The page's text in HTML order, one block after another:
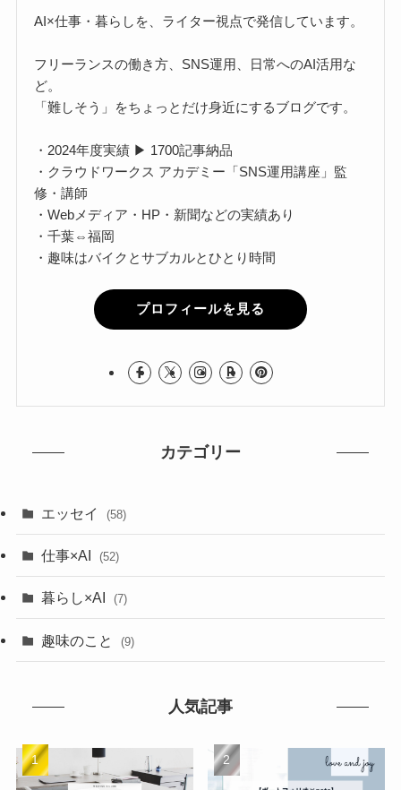
AI×仕事・暮らしを、ライター視点で発信しています。
フリーランスの働き方、SNS運用、日常へのAI活用な
ど。
「難しそう」をちょっとだけ身近にするブログです。
・2024年度実績 ▶ 1700記事納品
・クラウドワークス アカデミー「SNS運用講座」監
修・講師
・Webメディア・HP・新聞などの実績あり
・千葉⇔福岡
・趣味はバイクとサブカルとひとり時間
プロフィールを見る
カテゴリー
エッセイ (58)
仕事×AI (52)
暮らし×AI (7)
趣味のこと (9)
人気記事